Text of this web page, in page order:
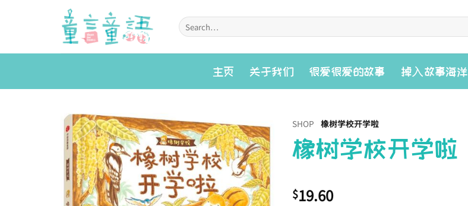
Search
for:
主页 关于我们 很爱很爱的故事 掉入故事海洋
Add to
wishlist
SHOP 橡树学校开学啦
橡树学校开学啦
$19.60